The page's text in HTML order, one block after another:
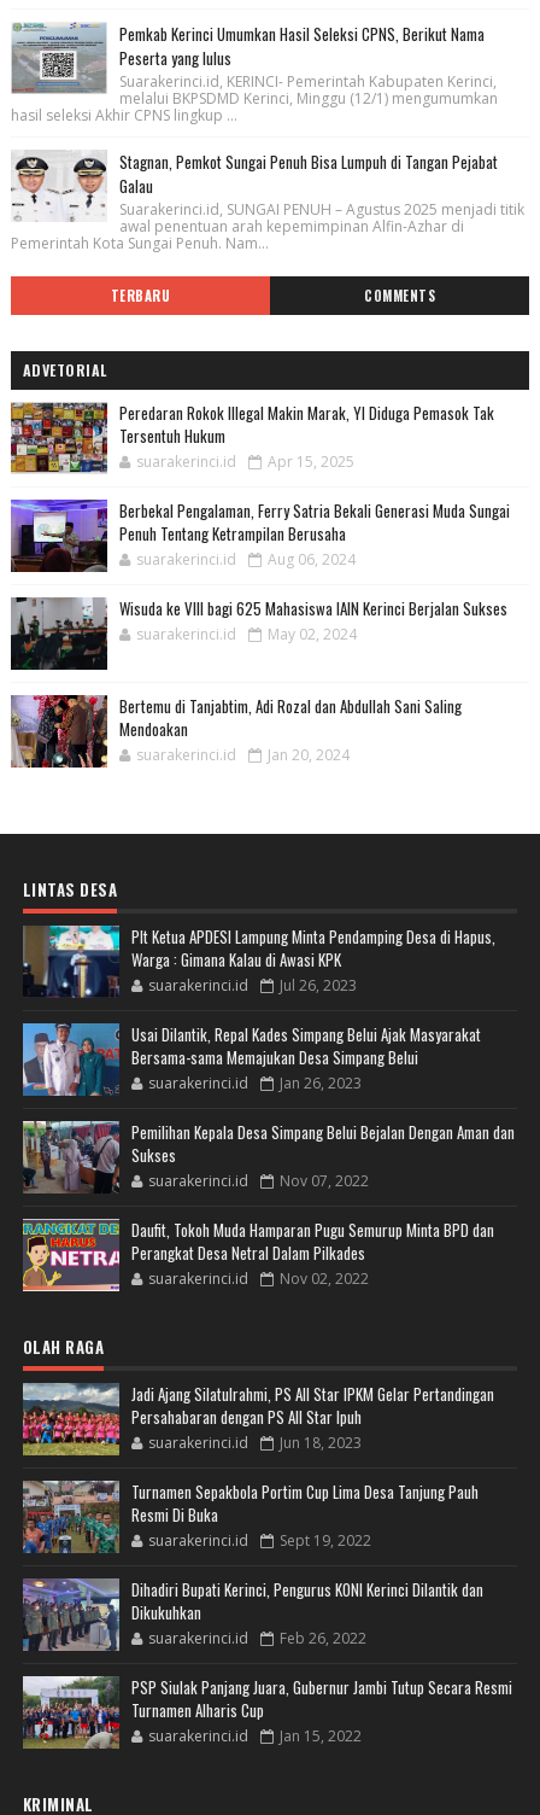
Pemkab Kerinci Umumkan Hasil Seleksi CPNS, Berikut Nama
Peserta yang lulus
Suarakerinci.id, KERINCI- Pemerintah Kabupaten Kerinci,
melalui BKPSDMD Kerinci, Minggu (12/1) mengumumkan
hasil seleksi Akhir CPNS lingkup ...
Stagnan, Pemkot Sungai Penuh Bisa Lumpuh di Tangan Pejabat
Galau
Suarakerinci.id, SUNGAI PENUH – Agustus 2025 menjadi titik
awal penentuan arah kepemimpinan Alfin-Azhar di
Pemerintah Kota Sungai Penuh. Nam...
TERBARU COMMENTS
ADVETORIAL
Peredaran Rokok Illegal Makin Marak, YI Diduga Pemasok Tak
Tersentuh Hukum
suarakerinci.id Apr 15, 2025
Berbekal Pengalaman, Ferry Satria Bekali Generasi Muda Sungai
Penuh Tentang Ketrampilan Berusaha
suarakerinci.id Aug 06, 2024
Wisuda ke VIII bagi 625 Mahasiswa IAIN Kerinci Berjalan Sukses
suarakerinci.id May 02, 2024
Bertemu di Tanjabtim, Adi Rozal dan Abdullah Sani Saling
Mendoakan
suarakerinci.id Jan 20, 2024
LINTAS DESA
Plt Ketua APDESI Lampung Minta Pendamping Desa di Hapus,
Warga : Gimana Kalau di Awasi KPK
suarakerinci.id Jul 26, 2023
Usai Dilantik, Repal Kades Simpang Belui Ajak Masyarakat
Bersama-sama Memajukan Desa Simpang Belui
suarakerinci.id Jan 26, 2023
Pemilihan Kepala Desa Simpang Belui Bejalan Dengan Aman dan
Sukses
suarakerinci.id Nov 07, 2022
Daufit, Tokoh Muda Hamparan Pugu Semurup Minta BPD dan
Perangkat Desa Netral Dalam Pilkades
suarakerinci.id Nov 02, 2022
OLAH RAGA
Jadi Ajang Silatulrahmi, PS All Star IPKM Gelar Pertandingan
Persahabaran dengan PS All Star Ipuh
suarakerinci.id Jun 18, 2023
Turnamen Sepakbola Portim Cup Lima Desa Tanjung Pauh
Resmi Di Buka
suarakerinci.id Sept 19, 2022
Dihadiri Bupati Kerinci, Pengurus KONI Kerinci Dilantik dan
Dikukuhkan
suarakerinci.id Feb 26, 2022
PSP Siulak Panjang Juara, Gubernur Jambi Tutup Secara Resmi
Turnamen Alharis Cup
suarakerinci.id Jan 15, 2022
KRIMINAL